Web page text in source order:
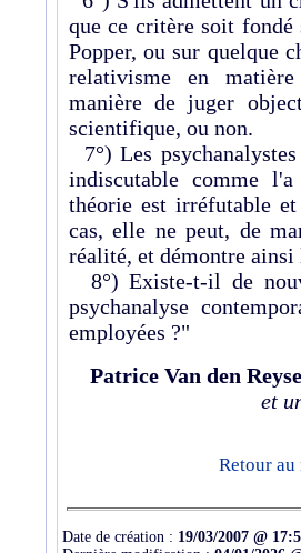
que ce critère soit
Popper, ou sur quelque
relativisme en
manière de juger
scientifique, ou non.
7°) Les
indiscutable comme
théorie est irréfutable
cas, elle ne peut, de
réalité, et démontre
8°) Existe-t-il de
psychanalyse
employées ?"
Patrice Van den
et
Retour
Date de création : 19/03/2007 @